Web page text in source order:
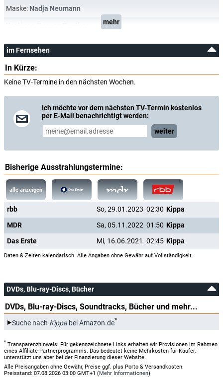
Maske: Nadja Neumann
mehr
im Fernsehen
In Kürze:
Keine TV-Termine in den nächsten Wochen.
Ich möchte vor dem nächsten TV-Termin kostenlos
per E-Mail benachrichtigt werden:
weiter
Bisherige Ausstrahlungstermine:
alle anzeigen
rbb So, 29.01.2023 02:30 Kippa
MDR
Sa, 05.11.2022 01:50 Kippa
Das Erste
Mi, 16.06.2021 02:45 Kippa
Daten & Zeiten kalendarisch. Alle Angaben ohne Gewähr auf Vollständigkeit.
DVDs, Blu-ray-Discs, Bücher
DVDs, Blu-ray-Discs, Soundtracks, Bücher und mehr...
Suche nach Kippa bei Amazon.de*
* Transparenzhinweis: Für gekennzeichnete Links erhalten wir Provisionen im Rahmen
eines Affiliate-Partnerprogramms. Das bedeutet keine Mehrkosten für Käufer,
unterstützt uns aber bei der Finanzierung dieser Website.
Alle Preisangaben ohne Gewähr, Preise ggf. plus Porto & Versandkosten.
Preisstand: 07.08.2026 03:00 GMT+1 (Mehr Informationen)